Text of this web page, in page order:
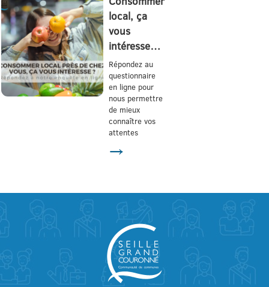
local, ça
vous
intéresse…
Répondez au
questionnaire
en ligne pour
nous permettre
de mieux
connaître vos
attentes
→